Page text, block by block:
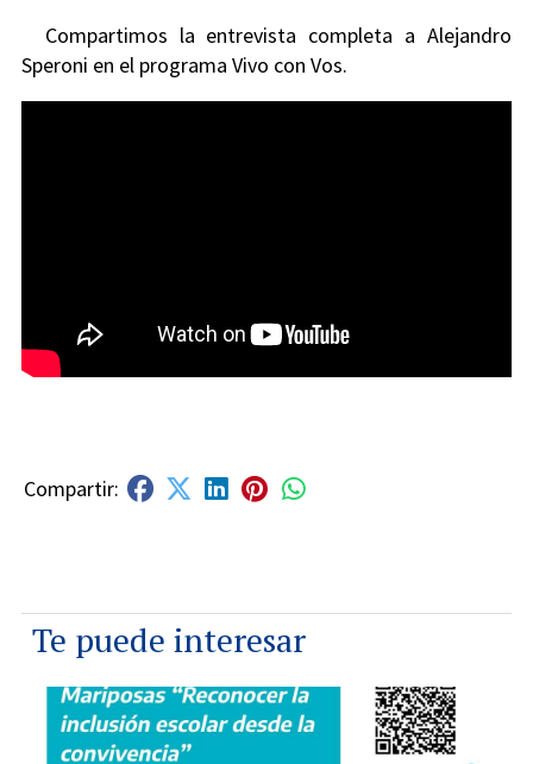
Compartimos la entrevista completa a Alejandro
Speroni en el programa Vivo con Vos.
Te puede interesar